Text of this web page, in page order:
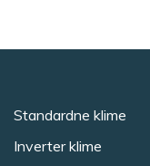
Standardne klime
Inverter klime